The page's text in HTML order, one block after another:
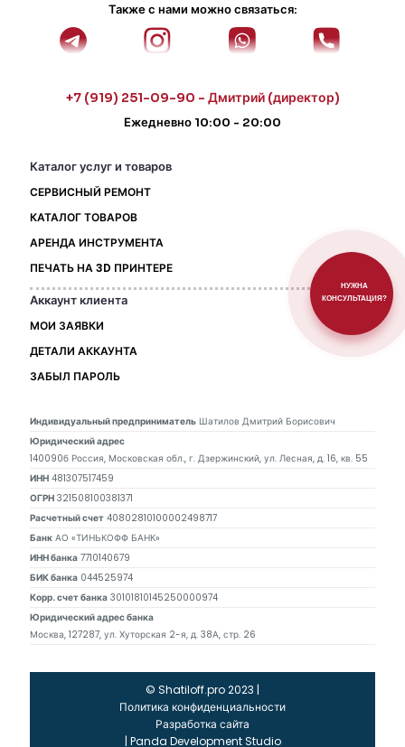
Также с нами можно связаться:
+7 (919) 251-09-90 - Дмитрий (директор)
Ежедневно 10:00 - 20:00
Каталог услуг и товаров
СЕРВИСНЫЙ РЕМОНТ
КАТАЛОГ ТОВАРОВ
АРЕНДА ИНСТРУМЕНТА
ПЕЧАТЬ НА 3D ПРИНТЕРЕ
Аккаунт клиента
МОИ ЗАЯВКИ
ДЕТАЛИ АККАУНТА
ЗАБЫЛ ПАРОЛЬ
Индивидуальный предприниматель Шатилов Дмитрий Борисович
Юридический адрес
140090б Россия, Московская обл., г. Дзержинский, ул. Лесная, д. 16, кв. 55
ИНН 481307517459
ОГРН 321508100381371
Расчетный счет 40802810100002498717
Банк АО «ТИНЬКОФФ БАНК»
ИНН банка 7710140679
БИК банка 044525974
Корр. счет банка 30101810145250000974
Юридический адрес банка
Москва, 127287, ул. Хуторская 2-я, д. 38А, стр. 26
НУЖНА
КОНСУЛЬТАЦИЯ?
© Shatiloff.pro 2023 |
Политика конфиденциальности
Разработка сайта
| Panda Development Studio